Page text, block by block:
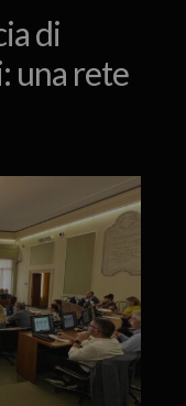
di
una rete